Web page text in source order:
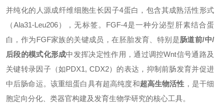
并纯化的人源成纤维细胞生长因子4蛋白，包含其成熟活性形式
（Ala31-Leu206），无标签。FGF-4是一种分泌型肝素结合蛋
白，作为FGF家族的关键成员，在胚胎发育、特别是肠道前/中/
后段的模式化形成中发挥决定性作用，通过调控Wnt信号通路及
关键转录因子（如PDX1, CDX2）的表达，抑制前肠发育并促进
中后肠命运。该重组蛋白具有超高纯度和超高生物活性 ，是干细
胞定向分化、类器官构建及发育生物学研究的核心工具。